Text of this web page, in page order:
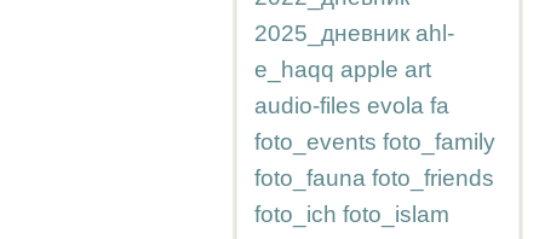
2025_дневник ahl-
e_haqq apple art
audio-files evola fa
foto_events foto_family
foto_fauna foto_friends
foto_ich foto_islam